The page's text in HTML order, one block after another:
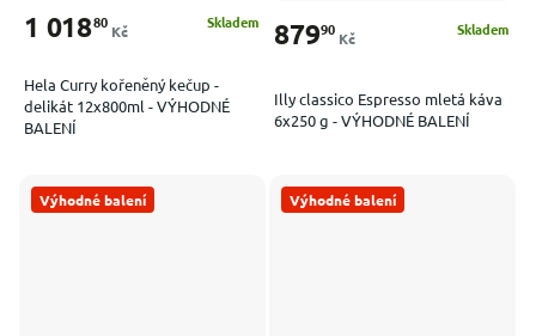
Hela Curry kořeněný kečup -
delikát 12x800ml - VÝHODNÉ
BALENÍ
Skladem
1 01880
Kč
Illy classico Espresso mletá káva
6x250 g - VÝHODNÉ BALENÍ
Skladem
87990
Kč
Výhodné balení Výhodné balení